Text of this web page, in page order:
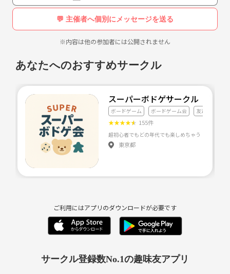
💬 主催者へ個別にメッセージを送る
※内容は他の参加者には公開されません
あなたへのおすすめサークル
スーパーボドゲサークル
ボードゲーム ボードゲーム会 友達づくり
★★★★★ 155件
東京都
ご利用にはアプリのダウンロードが必要です
サークル登録数No.1の趣味友アプリ